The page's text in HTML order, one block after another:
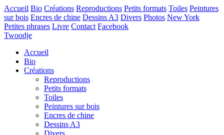
Accueil Bio Créations Reproductions Petits formats Toiles Peintures
sur bois Encres de chine Dessins A3 Divers Photos New York
Petites phrases Livre Contact Facebook
Twoodje
Accueil
Bio
Créations
Reproductions
Petits formats
Toiles
Peintures sur bois
Encres de chine
Dessins A3
Divers